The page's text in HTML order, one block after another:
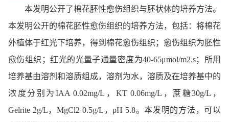
本发明公开了棉花胚性愈伤组织与胚状体的培养方法。
本发明公开的棉花胚性愈伤组织的培养方法，包括：将棉花
外植体于红光下培养，得到棉花愈伤组织；愈伤组织为胚性
愈伤组织；红光的光量子通量密度为40‑65μmol/m2.s；所用
培养基由溶剂和溶质组成，溶剂为水，溶质及在培养基中的
浓度分别为IAA 0.02mg/L，KT 0.06mg/L，蔗糖30g/L，
Gelrite 2g/L，MgCl2 0.5g/L，pH 5.8。本发明的方法，可以